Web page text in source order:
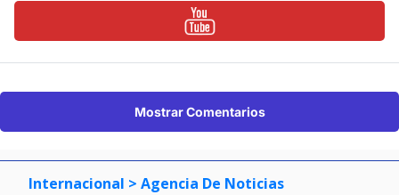
Mostrar Comentarios
Internacional > Agencia De Noticias